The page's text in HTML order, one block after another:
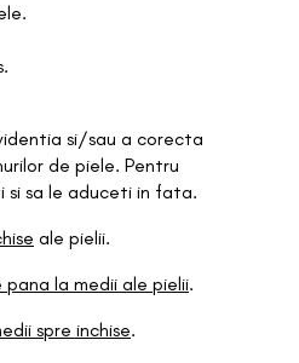
BLOG
si/sau a corecta
de piele. Pentru
sa le aduceti in fata.
ale pielii.
pana la medii ale pielii.
spre inchise.